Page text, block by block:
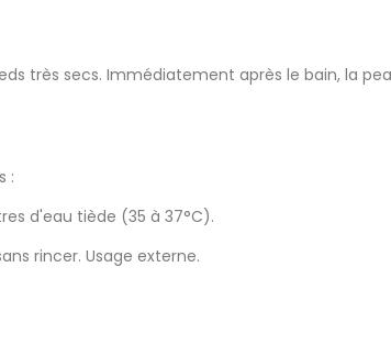
très secs. Immédiatement après le bain, la
:
d'eau tiède (35 à 37°C).
rincer. Usage externe.